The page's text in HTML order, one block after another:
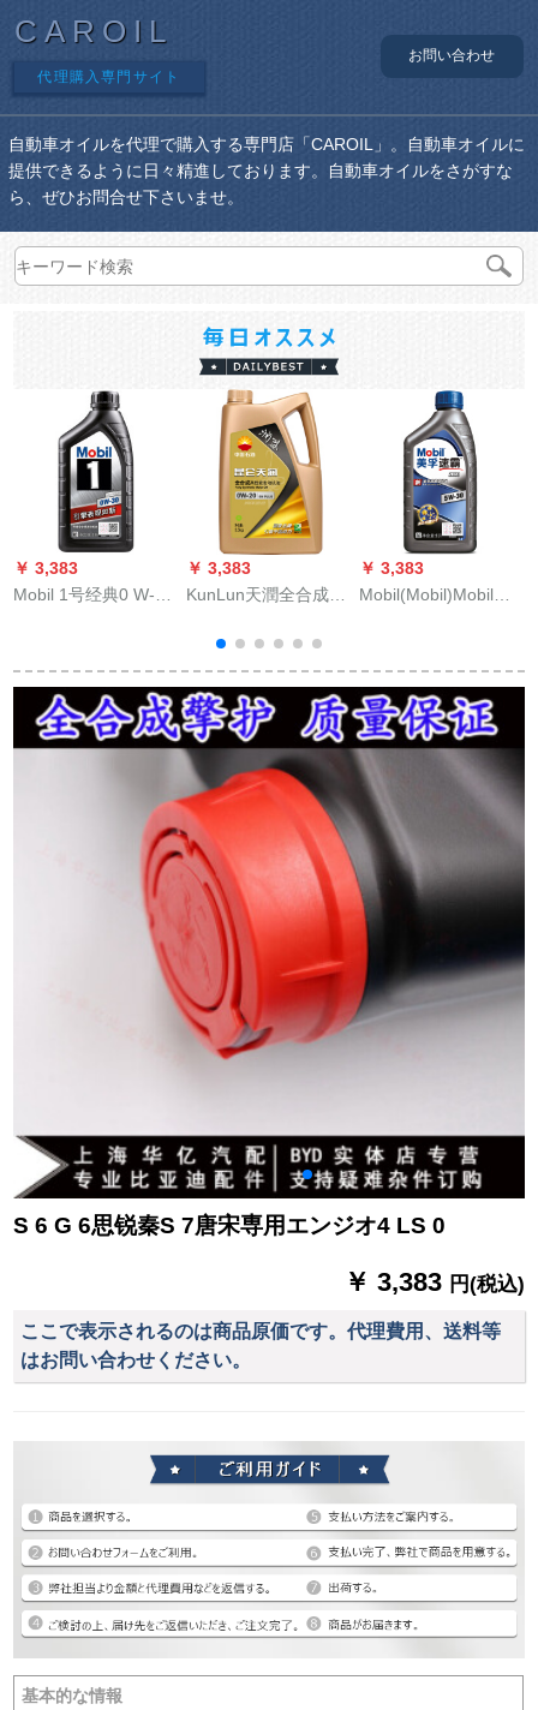
CAROIL
代理購入専門サイト
お問い合わせ
自動車オイルを代理で購入する専門店「CAROIL」。自動車オイルに
提供できるように日々精進しております。自動車オイルをさがすな
ら、ぜひお問合せ下さいませ。
￥ 3,383
Mobil 1号经典0 W-30
L自动车用品
￥ 3,383
KunLun天潤全合成高
潤滑油0 W-20 SN
PLUS\GF-5 3.5
kg【新グーレド】自
動車サントス
￥ 3,383
Mobil(Mobil)Mobil速
用品
S 6 G 6思锐秦S 7唐宋専用エンジオ4 LS 0
￥ 3,383 円(税込)
ここで表示されるのは商品原価です。代理費用、送料等
はお問い合わせください。
基本的な情報